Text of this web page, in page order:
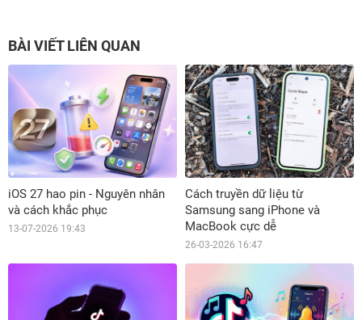
BÀI VIẾT LIÊN QUAN
iOS 27 hao pin - Nguyên nhân
và cách khắc phục
13-07-2026 19:43
Cách truyền dữ liệu từ
Samsung sang iPhone và
MacBook cực dễ
26-03-2026 16:47